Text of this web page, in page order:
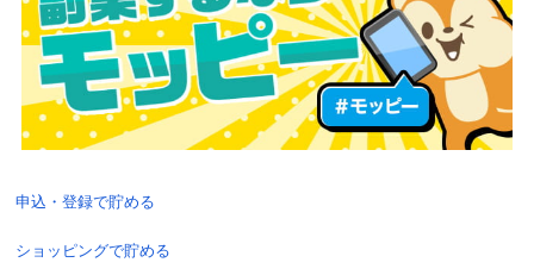
申込・登録で貯める
ショッピングで貯める